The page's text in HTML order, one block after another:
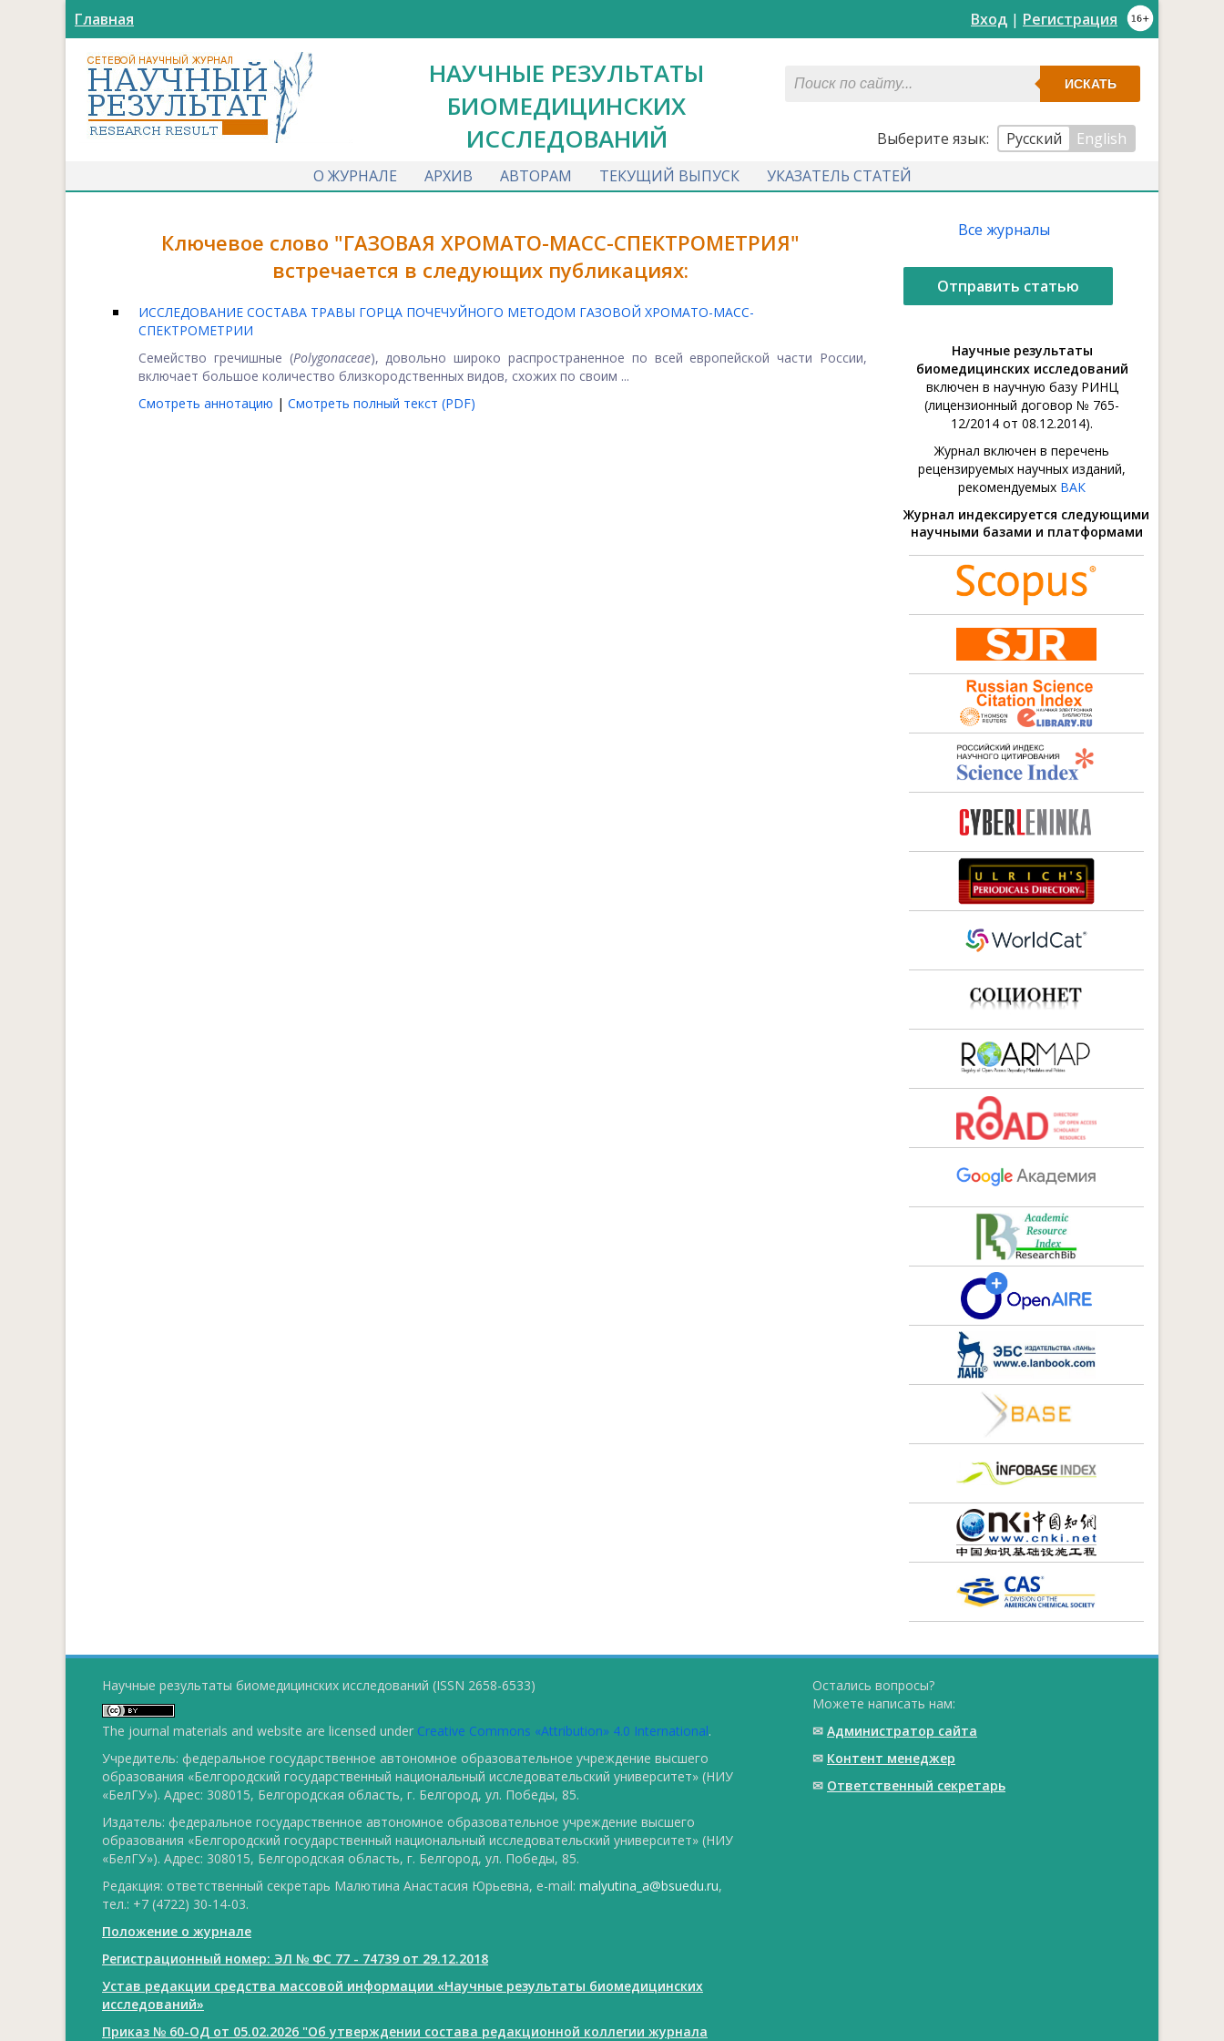
Главная Вход | Регистрация
НАУЧНЫЕ РЕЗУЛЬТАТЫ
БИОМЕДИЦИНСКИХ
ИССЛЕДОВАНИЙ
ИСКАТЬ
Выберите язык: Русский
English
О ЖУРНАЛЕ
АРХИВ АВТОРАМ ТЕКУЩИЙ ВЫПУСК УКАЗАТЕЛЬ СТАТЕЙ
Ключевое слово "ГАЗОВАЯ ХРОМАТО-МАСС-СПЕКТРОМЕТРИЯ"
встречается в следующих публикациях:
ИССЛЕДОВАНИЕ СОСТАВА ТРАВЫ ГОРЦА ПОЧЕЧУЙНОГО МЕТОДОМ ГАЗОВОЙ ХРОМАТО-МАСС-
СПЕКТРОМЕТРИИ
Семейство гречишные (Polygonaceae), довольно широко распространенное по всей европейской части России,
включает большое количество близкородственных видов, схожих по своим ...
Смотреть аннотацию | Смотреть полный текст (PDF)
Все журналы
Отправить статью
Научные результаты
биомедицинских исследований
включен в научную базу РИНЦ
(лицензионный договор № 765-
12/2014 от 08.12.2014).
Журнал включен в перечень
рецензируемых научных изданий,
рекомендуемых ВАК
Журнал индексируется следующими
научными базами и платформами
Научные результаты биомедицинских исследований (ISSN 2658-6533)
The journal materials and website are licensed under Creative Commons «Attribution» 4.0 International.
Учредитель: федеральное государственное автономное образовательное учреждение высшего
образования «Белгородский государственный национальный исследовательский университет» (НИУ
«БелГУ»). Адрес: 308015, Белгородская область, г. Белгород, ул. Победы, 85.
Издатель: федеральное государственное автономное образовательное учреждение высшего
образования «Белгородский государственный национальный исследовательский университет» (НИУ
«БелГУ»). Адрес: 308015, Белгородская область, г. Белгород, ул. Победы, 85.
Редакция: ответственный секретарь Малютина Анастасия Юрьевна, e-mail: malyutina_a@bsuedu.ru,
тел.: +7 (4722) 30-14-03.
Положение о журнале
Регистрационный номер: ЭЛ № ФС 77 - 74739 от 29.12.2018
Устав редакции средства массовой информации «Научные результаты биомедицинских
исследований»
Приказ № 60-ОД от 05.02.2026 "Об утверждении состава редакционной коллегии журнала
Остались вопросы?
Можете написать нам:
✉ Администратор сайта
✉ Контент менеджер
✉ Ответственный cекретарь